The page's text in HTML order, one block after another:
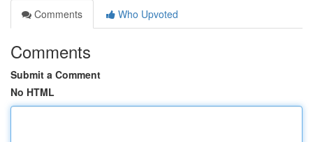
Comments
Who Upvoted
Comments
Submit a Comment
No HTML